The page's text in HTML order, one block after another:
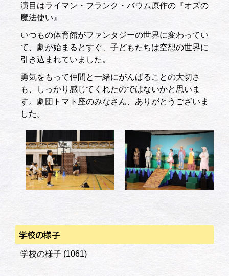
演目はライマン・フランク・バウム原作の『オズの
魔法使い』
いつもの体育館がファンタジーの世界に変わってい
て、劇が始まるとすぐ、子どもたちは空想の世界に
引き込まれていました。
勇気をもって仲間と一緒にがんばることの大切さ
も、しっかり感じてくれたのではないかと思いま
す。劇団トマト座のみなさん、ありがとうございま
した。
学校の様子
学校の様子 (1061)